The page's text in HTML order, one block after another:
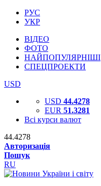
РУС
УКР
ВІДЕО
ФОТО
НАЙПОПУЛЯРНІШІ
СПЕЦПРОЕКТИ
USD
USD 44.4278
EUR 51.3281
Всі курси валют
44.4278
Авторизація
Пошук
RU